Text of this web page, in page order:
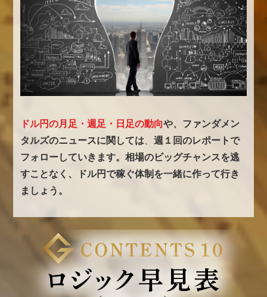
ドル円の月足・週足・日足の動向や、ファンダメン
タルズのニュースに関しては 、週１回のレポートで
フォローしていきます。相場のビッグチャンスを逃
すことなく、ドル円で稼ぐ体制を一緒に作って行き
ましょう。